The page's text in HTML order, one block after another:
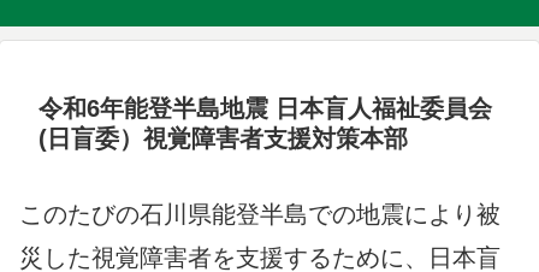
令和6年能登半島地震 日本盲人福祉委員会
(日盲委）視覚障害者支援対策本部
このたびの石川県能登半島での地震により被
災した視覚障害者を支援するために、日本盲